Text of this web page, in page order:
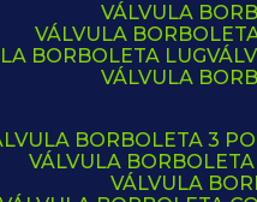
VÁLVULA
VÁLVULA
BORBOLETA LUG
VÁLVULA
BORBOLETA 3
VÁLVULA
VÁLVULA